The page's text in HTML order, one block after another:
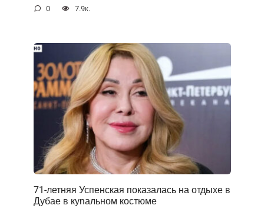
0 7.9к.
71-летняя Успенская показалась на отдыхе в
Дубае в куnальном костюме